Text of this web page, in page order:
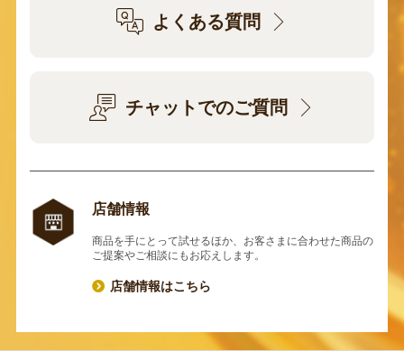
よくある質問
チャットでのご質問
店舗情報
商品を手にとって試せるほか、お客さまに合わせた商品の
ご提案やご相談にもお応えします。
店舗情報はこちら